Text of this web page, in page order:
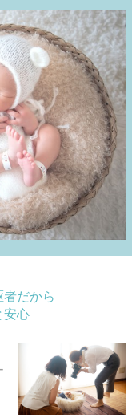
だから
安心